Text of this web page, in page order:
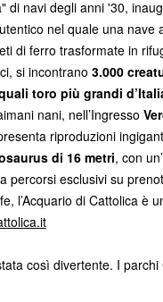
di navi degli anni '30,
nel quale una
di ferro trasformate in
si incontrano 3.000
toro più grandi
nani, nell’Ingresso
riproduzioni
di 16 metri, con
percorsi esclusivi su
l’Acquario di Cattolica
così divertente. I